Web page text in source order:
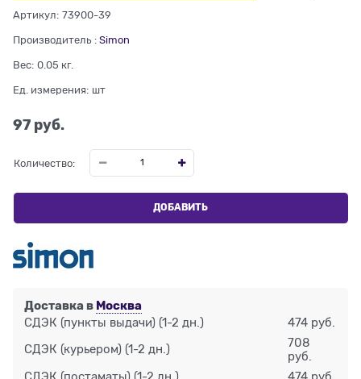
Артикул: 73900-39
Производитель : Simon
Вес: 0.05 кг.
Ед. измерения: шт
97 руб.
Количество:
ДОБАВИТЬ
Доставка в Москва
СДЭК (пункты выдачи) (1-2 дн.) 474 руб.
СДЭК (курьером) (1-2 дн.)
708
руб.
СДЭК (постаматы) (1-2 дн.) 474 руб.